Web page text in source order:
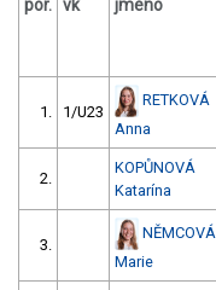
por. vk jméno
1. 1/U23
RETKOVÁ
Anna
2.
KOPŮNOVÁ
Katarína
3.
NĚMCOVÁ
Marie